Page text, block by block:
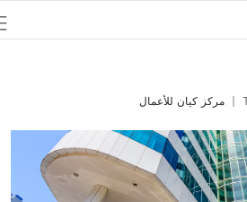
مركز كيان للأعمال